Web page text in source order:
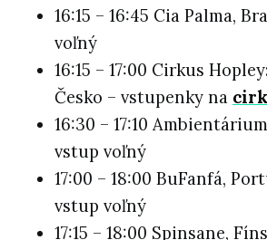
16:15 – 16:45 Cia Palma,
voľný
16:15 – 17:00 Cirkus
Česko – vstupenky na
16:30 – 17:10
vstup voľný
17:00 – 18:00 BuFanfá,
vstup voľný
17:15 – 18:00 Spinsane,